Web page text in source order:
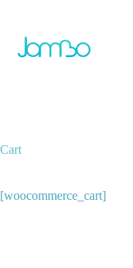
conteúdo
Cart
[woocommerce_cart]